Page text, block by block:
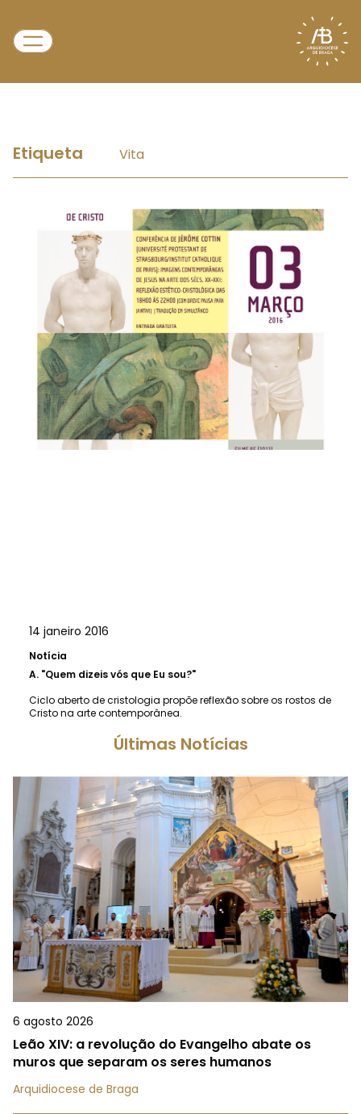
Etiqueta Vita
14 janeiro 2016
Notícia
A. "Quem dizeis vós que Eu sou?"
Ciclo aberto de cristologia propõe reflexão sobre os rostos de
Cristo na arte contemporânea.
Últimas Notícias
6 agosto 2026
Leão XIV: a revolução do Evangelho abate os
muros que separam os seres humanos
Arquidiocese de Braga